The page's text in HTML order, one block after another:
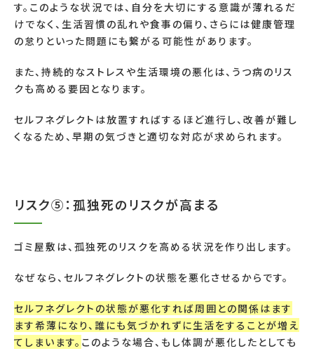
す。このような状況では、自分を大切にする意識が薄れるだ
けでなく、生活習慣の乱れや食事の偏り、さらには健康管理
の怠りといった問題にも繋がる可能性があります。
また、持続的なストレスや生活環境の悪化は、うつ病のリス
クも高める要因となります。
セルフネグレクトは放置すればするほど進行し、改善が難し
くなるため、早期の気づきと適切な対応が求められます。
リスク⑤：孤独死のリスクが高まる
ゴミ屋敷は、孤独死のリスクを高める状況を作り出します。
なぜなら、セルフネグレクトの状態を悪化させるからです。
セルフネグレクトの状態が悪化すれば周囲との関係はます
ます希薄になり、誰にも気づかれずに生活をすることが増え
てしまいます。 このような場合、もし体調が悪化したとしても